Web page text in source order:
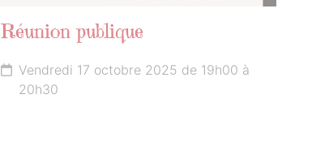
Réunion publique
Vendredi 17 octobre 2025 de 19h00 à
20h30